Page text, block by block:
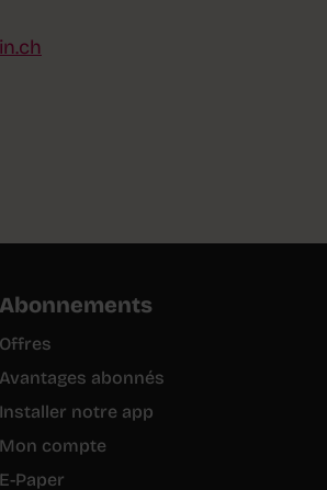
Abonnements
Offres
Avantages abonnés
Installer notre app
Mon compte
E-Paper